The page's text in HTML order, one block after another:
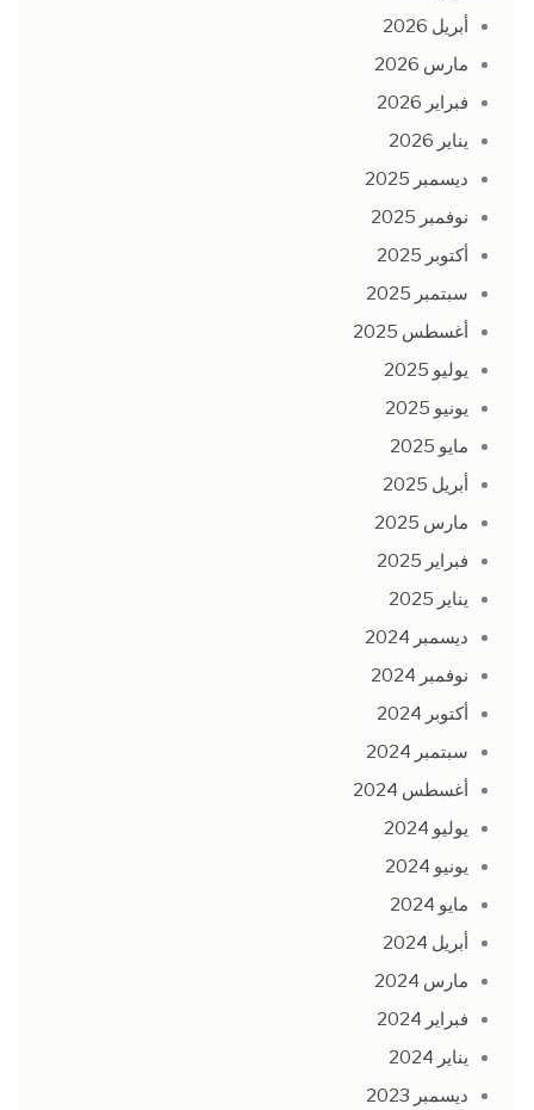
أبريل 2026
مارس 2026
فبراير 2026
يناير 2026
ديسمبر 2025
نوفمبر 2025
أكتوبر 2025
سبتمبر 2025
أغسطس 2025
يوليو 2025
يونيو 2025
مايو 2025
أبريل 2025
مارس 2025
فبراير 2025
يناير 2025
ديسمبر 2024
نوفمبر 2024
أكتوبر 2024
سبتمبر 2024
أغسطس 2024
يوليو 2024
يونيو 2024
مايو 2024
أبريل 2024
مارس 2024
فبراير 2024
يناير 2024
ديسمبر 2023